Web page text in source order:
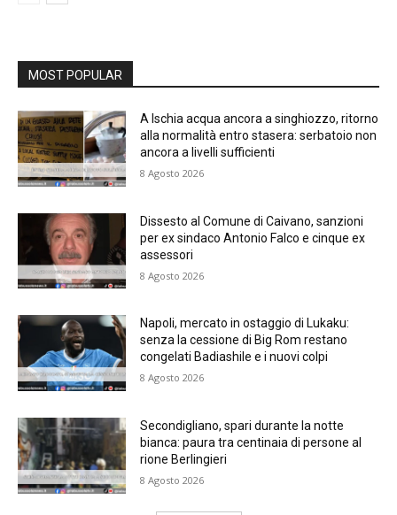
MOST POPULAR
A Ischia acqua ancora a singhiozzo, ritorno
alla normalità entro stasera: serbatoio non
ancora a livelli sufficienti
8 Agosto 2026
Dissesto al Comune di Caivano, sanzioni
per ex sindaco Antonio Falco e cinque ex
assessori
8 Agosto 2026
Napoli, mercato in ostaggio di Lukaku:
senza la cessione di Big Rom restano
congelati Badiashile e i nuovi colpi
8 Agosto 2026
Secondigliano, spari durante la notte
bianca: paura tra centinaia di persone al
rione Berlingieri
8 Agosto 2026